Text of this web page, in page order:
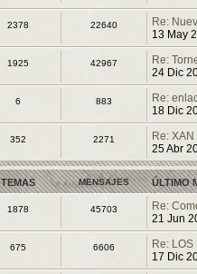
2378 22640
Re:
13 May
1925 42967
Re:
24 Dic
6 883
Re:
18 Dic
352 2271
Re: XAN
25 Abr
TEMAS MENSAJES ÚLTIMO
1878 45703
Re:
21 Jun
675 6606
Re: LOS
17 Dic